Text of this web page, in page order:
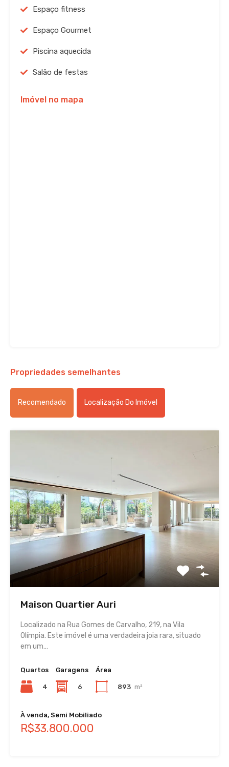
Espaço fitness
Espaço Gourmet
Piscina aquecida
Salão de festas
Imóvel no mapa
Propriedades semelhantes
Recomendado Localização Do Imóvel
Maison Quartier Auri
Localizado na Rua Gomes de Carvalho, 219, na Vila
Olímpia. Este imóvel é uma verdadeira joia rara, situado
em um…
Quartos
4
Garagens
6
Área
893 m²
À venda, Semi Mobiliado
R$33.800.000